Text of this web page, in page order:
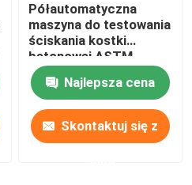
Półautomatyczna
maszyna do testowania
ściskania kostki
betonowej ASTM
2000KN
Najlepsza cena
Skontaktuj się z